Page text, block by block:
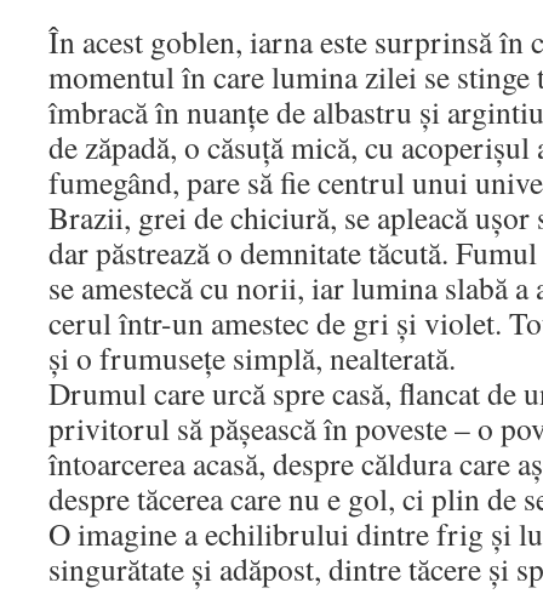
În acest goblen, iarna este surprinsă în
momentul în care lumina zilei se stinge
îmbracă în nuanțe de albastru și
de zăpadă, o căsuță mică, cu
fumegând, pare să fie centrul unui
Brazii, grei de chiciură, se apleacă
dar păstrează o demnitate tăcută.
se amestecă cu norii, iar lumina slabă
cerul într-un amestec de gri și violet.
și o frumusețe simplă, nealterată.
Drumul care urcă spre casă, flancat de
privitorul să pășească în poveste – o
întoarcerea acasă, despre căldura care
despre tăcerea care nu e gol, ci plin de
O imagine a echilibrului dintre frig și
singurătate și adăpost, dintre tăcere și